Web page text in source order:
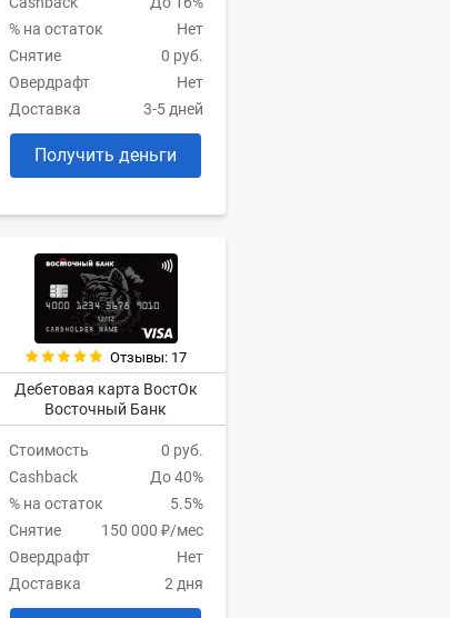
% на остаток
Нет
Снятие
0 руб.
Овердрафт
Нет
Доставка
3-5 дней
Получить деньги
Отзывы: 17
Дебетовая карта ВостОк
Восточный Банк
Стоимость
0 руб.
Cashback
До 40%
% на остаток
5.5%
Снятие
150 000 ₽/мес
Овердрафт
Нет
Доставка
2 дня